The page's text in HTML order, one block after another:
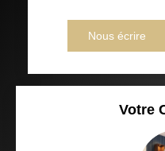
Nous écrire
Votre